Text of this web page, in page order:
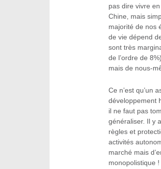
pas dire vivre
Chine, mais
majorité de nos
de vie dépend
sont très
de l’ordre de
mais de nous-
Ce n’est qu’un
développement
il ne faut pas
généraliser. Il y
règles et
activités
marché mais
monopolistique